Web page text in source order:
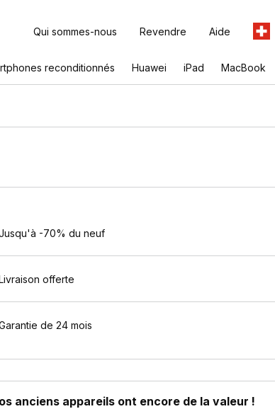
Qui sommes-nous Revendre Aide
reconditionnés Huawei iPad MacBook
-70% du neuf
offerte
de 24 mois
anciens appareils ont encore de la valeur !